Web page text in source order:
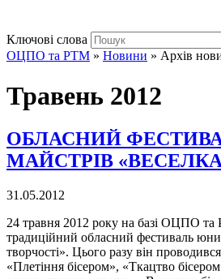
Ключові слова
ОЦПО та РТМ » Новини » Архів
Травень 2012
ОБЛАСНИЙ
МАЙСТРІВ
31.05.2012
24 травня 2012 року на базі ОЦПО та
традиційний обласний фестиваль
творчості». Цього разу він
«Плетіння бісером», «Ткацтво